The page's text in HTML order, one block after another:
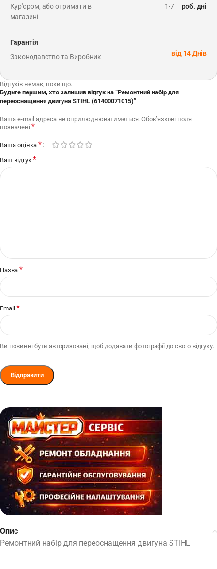
Кур'єром, або отримати в
магазині
1-7 роб. дні
Гарантія
Законодавство та Виробник
від 14 Днів
Відгуків немає, поки що.
Будьте першим, хто залишив відгук на “Ремонтний набір для
переоснащення двигуна STIHL (61400071015)”
Ваша e-mail адреса не оприлюднюватиметься. Обов’язкові поля
позначені *
Ваша оцінка *
Ваш відгук *
Назва *
Email *
Ви повинні бути авторизовані, щоб додавати фотографії до свого відгуку.
Опис
Ремонтний набір для переоснащення двигуна STIHL